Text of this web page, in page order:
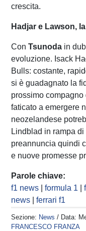
crescita.
Hadjar e Lawson,
ConTsunoda in
evoluzione. Isack
Bulls: costante,
si è guadagnato la
prossimo
faticato a emergere
neozelandese
Lindblad in rampa
preannuncia quindi
e nuove promesse
Parole chiave:
f1 news |formula 1 |
news |ferrari f1
Sezione: News / Data:
FRANCESCO FRANZA